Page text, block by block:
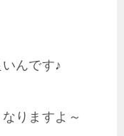
んです♪
りますよ～